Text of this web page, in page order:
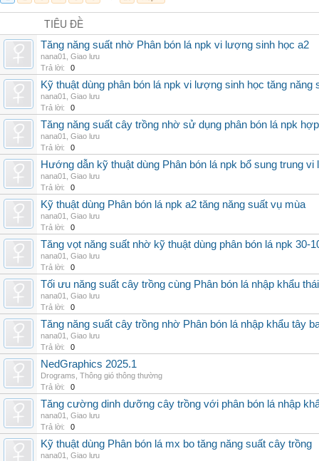
TIÊU ĐỀ
Tăng năng suất nhờ Phân bón lá npk vi lượng sinh học a2
nana01
Giao lưu
Trả lời:
0
Kỹ thuật dùng phân bón lá npk vi lượng sinh học tăng năng
nana01
Giao lưu
Trả lời:
0
Tăng năng suất cây trồng nhờ sử dụng phân bón lá npk
nana01
Giao lưu
Trả lời:
0
Hướng dẫn kỹ thuật dùng Phân bón lá npk bổ sung trung vi
nana01
Giao lưu
Trả lời:
0
Kỹ thuật dùng Phân bón lá npk a2 tăng năng suất vụ mùa
nana01
Giao lưu
Trả lời:
0
Tăng vọt năng suất nhờ kỹ thuật dùng phân bón lá npk 30-
nana01
Giao lưu
Trả lời:
0
Tối ưu năng suất cây trồng cùng Phân bón lá nhập khẩu
nana01
Giao lưu
Trả lời:
0
Tăng năng suất cây trồng nhờ Phân bón lá nhập khẩu tây
nana01
Giao lưu
Trả lời:
0
NedGraphics 2025.1
Drograms Thông gió thông thường
Trả lời:
0
Tăng cường dinh dưỡng cây trồng với phân bón lá nhập
nana01
Giao lưu
Trả lời:
0
Kỹ thuật dùng Phân bón lá mx bo tăng năng suất cây trồng
nana01
Giao lưu